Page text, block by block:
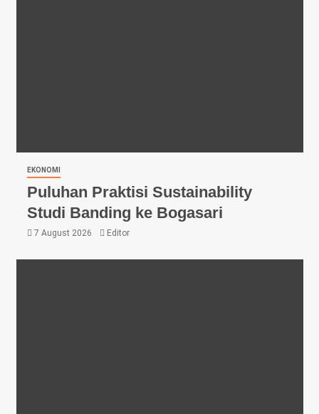
EKONOMI
Puluhan Praktisi Sustainability
Studi Banding ke Bogasari
7 August 2026 Editor